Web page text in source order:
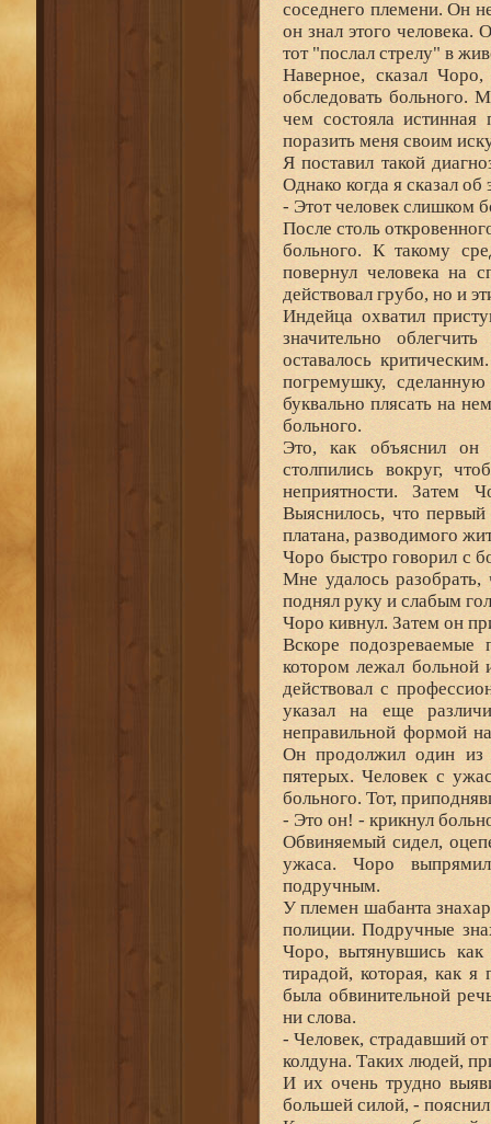
соседнего племени. Он
он знал этого человека.
тот "послал стрелу" в
Наверное, сказал
обследовать больного.
чем состояла
поразить меня своим
Я поставил такой
Однако когда я сказал
- Этот человек слишком
После столь
больного. К такому
повернул человека на
действовал грубо, но и
Индейца охватил
значительно
оставалось
погремушку,
буквально плясать на
больного.
Это, как объяснил он
столпились вокруг,
неприятности. Затем
Выяснилось, что
платана, разводимого
Чоро быстро говорил с
Мне удалось
поднял руку и слабым
Чоро кивнул. Затем он
Вскоре
котором лежал больной
действовал с
указал на еще
неправильной формой
Он продолжил один из
пятерых. Человек с
больного. Тот,
- Это он! - крикнул
Обвиняемый сидел,
ужаса. Чоро
подручным.
У племен шабанта
полиции. Подручные
Чоро, вытянувшись как
тирадой, которая, как
была обвинительной
ни слова.
- Человек, страдавший
колдуна. Таких людей,
И их очень трудно
большей силой, -